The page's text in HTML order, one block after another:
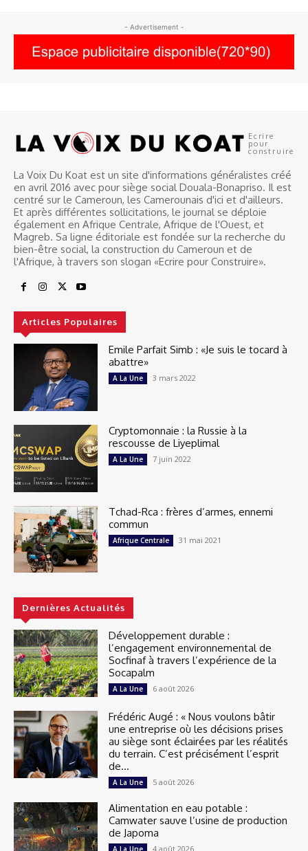
- Advertisement -
Ecrire
pour
construire
La Voix Du Koat est un site d'informations généralistes créé
en avril 2016 avec pour siège social Douala-Bonapriso. Il est
centré sur le Cameroun, les Camerounais d'ici et d'ailleurs.
Et après différentes sollicitations, le journal se déploie
également en Afrique Centrale, Afrique de l'Ouest, et
Magreb. Sa ligne éditoriale est fondée sur la recherche du
bien-être social, la construction du Cameroun et de
l'Afrique, à travers son slogan «Ecrire pour Construire».
Articles Populaires
Emile Parfait Simb : «Je suis le tocard à
abattre»
A La Une 3 mars 2022
Cryptomonnaie : la Russie à la
rescousse de Liyeplimal
A La Une 7 juin 2022
Tchad-Rca : frères d’armes, ennemi
commun
Afrique Centrale 31 mai 2021
Dernières Actualités
Développement durable :
l’engagement environnemental de
Socfinaf à travers l’expérience de la
Socapalm
A La Une 6 août 2026
Frédéric Augé : « Nous voulons bâtir
une entreprise où les décisions prises
au siège sont éclairées par les réalités
du terrain. C’est précisément l’esprit
de...
A La Une 5 août 2026
Alimentation en eau potable :
Camwater sauve l’usine de production
de Japoma
4 août 2026